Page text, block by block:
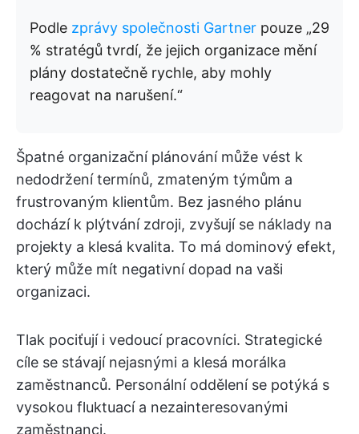
Podle zprávy společnosti Gartner pouze „29
% stratégů tvrdí, že jejich organizace mění
plány dostatečně rychle, aby mohly
reagovat na narušení.“
Špatné organizační plánování může vést k
nedodržení termínů, zmateným týmům a
frustrovaným klientům. Bez jasného plánu
dochází k plýtvání zdroji, zvyšují se náklady na
projekty a klesá kvalita. To má dominový efekt,
který může mít negativní dopad na vaši
organizaci.
Tlak pociťují i vedoucí pracovníci. Strategické
cíle se stávají nejasnými a klesá morálka
zaměstnanců. Personální oddělení se potýká s
vysokou fluktuací a nezainteresovanými
zaměstnanci.